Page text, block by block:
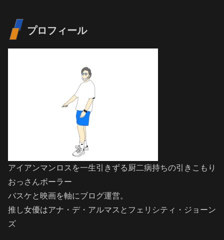
プロフィール
アイアンマンロスを一生引きずる厨二病持ちの引きこもり
おっさんボーラー
バスケと映画を軸にブログ運営。
推し女優はアナ・デ・アルマスとフェリシティ・ジョーン
ズ